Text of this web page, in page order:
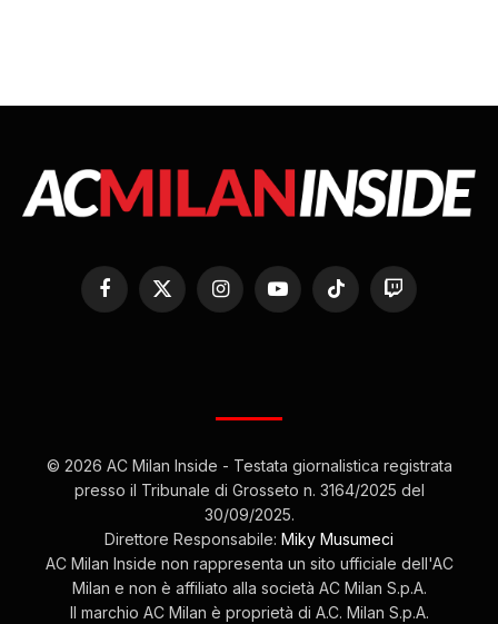
Facebook
X
(Twitter)
InstagramYouTubeTikTok Twitch
© 2026 AC Milan Inside - Testata giornalistica registrata
presso il Tribunale di Grosseto n. 3164/2025 del
30/09/2025.
Direttore Responsabile: Miky Musumeci
AC Milan Inside non rappresenta un sito ufficiale dell'AC
Milan e non è affiliato alla società AC Milan S.p.A.
Il marchio AC Milan è proprietà di A.C. Milan S.p.A.